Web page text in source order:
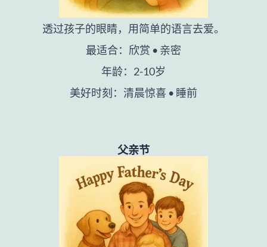
透过孩子的眼睛，用简单的语言去爱。
最适合：欣赏 • 亲密
年龄：2-10岁
美好时刻：清晨惊喜 • 睡前
父亲节